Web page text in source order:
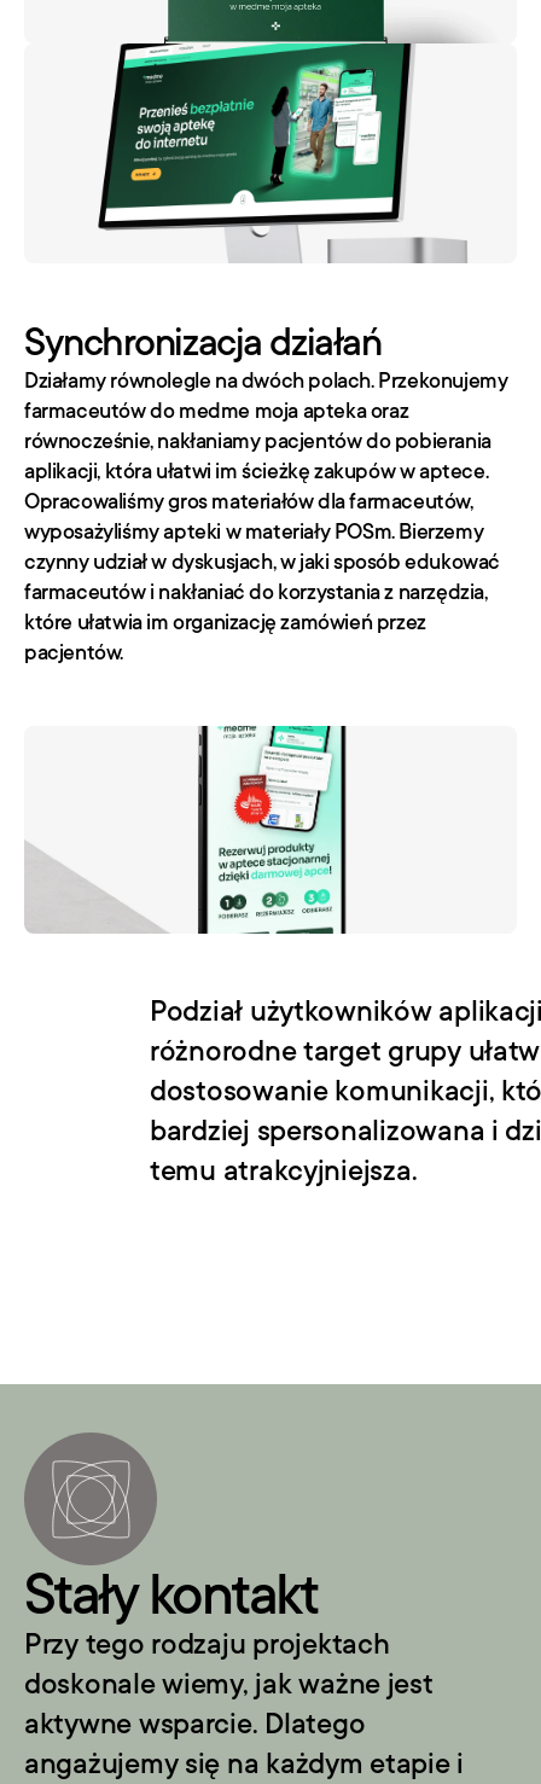
Synchronizacja działań
Działamy równolegle na dwóch polach. Przekonujemy
farmaceutów do medme moja apteka oraz
równocześnie, nakłaniamy pacjentów do pobierania
aplikacji, która ułatwi im ścieżkę zakupów w aptece.
Opracowaliśmy gros materiałów dla farmaceutów,
wyposażyliśmy apteki w materiały POSm. Bierzemy
czynny udział w dyskusjach, w jaki sposób edukować
farmaceutów i nakłaniać do korzystania z narzędzia,
które ułatwia im organizację zamówień przez
pacjentów.
Podział użytkowników
różnorodne target grupy
dostosowanie komunikacji,
bardziej spersonalizowana i
temu atrakcyjniejsza.
Stały kontakt
Przy tego rodzaju projektach
doskonale wiemy, jak ważne jest
aktywne wsparcie. Dlatego
angażujemy się na każdym etapie i